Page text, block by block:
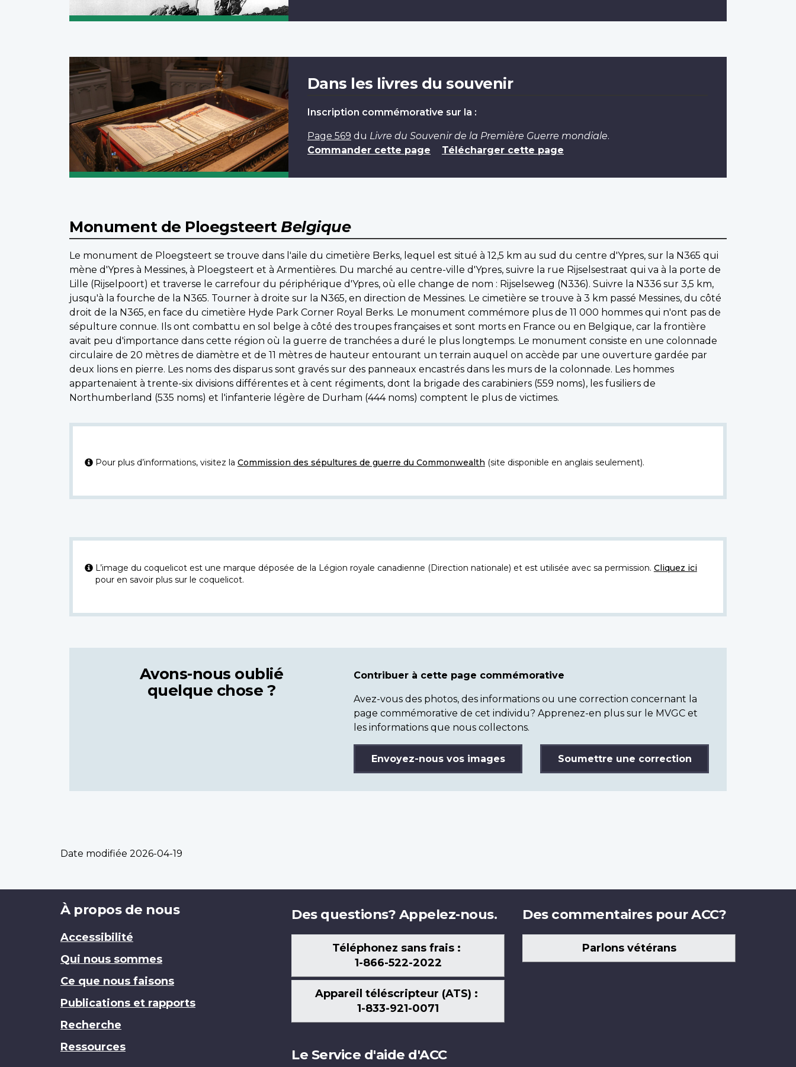
Dans les livres du souvenir
Inscription commémorative sur la :
Page 569 du Livre du Souvenir de la Première Guerre mondiale.
Commander cette page
Télécharger cette page
Monument de Ploegsteert Belgique
Le monument de Ploegsteert se trouve dans l'aile du cimetière Berks, lequel est situé à 12,5 km au sud du centre d'Ypres, sur la N365 qui
mène d'Ypres à Messines, à Ploegsteert et à Armentières. Du marché au centre-ville d'Ypres, suivre la rue Rijselsestraat qui va à la porte de
Lille (Rijselpoort) et traverse le carrefour du périphérique d'Ypres, où elle change de nom : Rijselseweg (N336). Suivre la N336 sur 3,5 km,
jusqu'à la fourche de la N365. Tourner à droite sur la N365, en direction de Messines. Le cimetière se trouve à 3 km passé Messines, du côté
droit de la N365, en face du cimetière Hyde Park Corner Royal Berks. Le monument commémore plus de 11 000 hommes qui n'ont pas de
sépulture connue. Ils ont combattu en sol belge à côté des troupes françaises et sont morts en France ou en Belgique, car la frontière
avait peu d'importance dans cette région où la guerre de tranchées a duré le plus longtemps. Le monument consiste en une colonnade
circulaire de 20 mètres de diamètre et de 11 mètres de hauteur entourant un terrain auquel on accède par une ouverture gardée par
deux lions en pierre. Les noms des disparus sont gravés sur des panneaux encastrés dans les murs de la colonnade. Les hommes
appartenaient à trente-six divisions différentes et à cent régiments, dont la brigade des carabiniers (559 noms), les fusiliers de
Northumberland (535 noms) et l'infanterie légère de Durham (444 noms) comptent le plus de victimes.
Pour plus d’informations, visitez la Commission des sépultures de guerre du Commonwealth (site disponible en anglais seulement).
L’image du coquelicot est une marque déposée de la Légion royale canadienne (Direction nationale) et est utilisée avec sa permission. Cliquez ici
pour en savoir plus sur le coquelicot.
Avons-nous oublié
quelque chose ?
Contribuer à cette page commémorative
Avez-vous des photos, des informations ou une correction concernant la
page commémorative de cet individu? Apprenez-en plus sur le MVGC et
les informations que nous collectons.
Envoyez-nous vos images Soumettre une correction
Date modifiée 2026-04-19
Brand
À propos de nous
Accessibilité
Qui nous sommes
Ce que nous faisons
Publications et rapports
Recherche
Ressources
Des questions? Appelez-nous.
Téléphonez sans frais :
1-866-522-2022
Appareil téléscripteur (ATS) :
1-833-921-0071
Des commentaires pour ACC?
Parlons vétérans
Le Service d'aide d'ACC